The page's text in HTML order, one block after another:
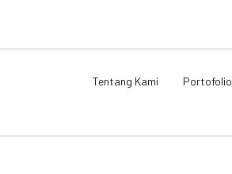
Tentang Kami Portofolio